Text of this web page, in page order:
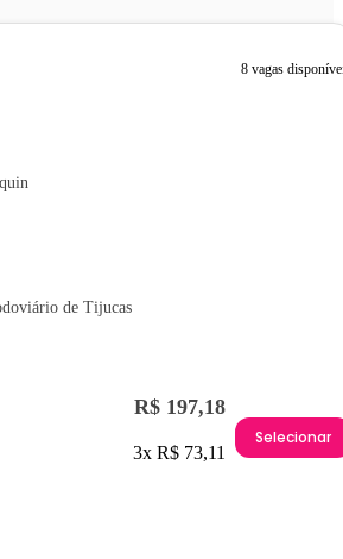
8 vagas
de Tijucas
R$ 197,18
3x R$ 73,11
Selecionar